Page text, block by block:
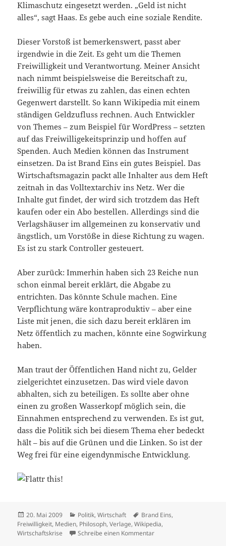
Klimaschutz eingesetzt werden. „Geld ist nicht
alles“, sagt Haas. Es gebe auch eine soziale Rendite.
Dieser Vorstoß ist bemerkenswert, passt aber
irgendwie in die Zeit. Es geht um die Themen
Freiwilligkeit und Verantwortung. Meiner Ansicht
nach nimmt beispielsweise die Bereitschaft zu,
freiwillig für etwas zu zahlen, das einen echten
Gegenwert darstellt. So kann Wikipedia mit einem
ständigen Geldzufluss rechnen. Auch Entwickler
von Themes – zum Beispiel für WordPress – setzten
auf das Freiwilligekeitsprinzip und hoffen auf
Spenden. Auch Medien können das Instrument
einsetzen. Da ist Brand Eins ein gutes Beispiel. Das
Wirtschaftsmagazin packt alle Inhalter aus dem Heft
zeitnah in das Volltextarchiv ins Netz. Wer die
Inhalte gut findet, der wird sich trotzdem das Heft
kaufen oder ein Abo bestellen. Allerdings sind die
Verlagshäuser im allgemeinen zu konservativ und
ängstlich, um Vorstöße in diese Richtung zu wagen.
Es ist zu stark Controller gesteuert.
Aber zurück: Immerhin haben sich 23 Reiche nun
schon einmal bereit erklärt, die Abgabe zu
entrichten. Das könnte Schule machen. Eine
Verpflichtung wäre kontraproduktiv – aber eine
Liste mit jenen, die sich dazu bereit erklären im
Netz öffentlich zu machen, könnte eine Sogwirkung
haben.
Man traut der Öffentlichen Hand nicht zu, Gelder
zielgerichtet einzusetzen. Das wird viele davon
abhalten, sich zu beteiligen. Es sollte aber ohne
einen zu großen Wasserkopf möglich sein, die
Einnahmen entsprechend zu verwenden. Es ist gut,
dass die Politik sich bei diesem Thema eher bedeckt
hält – bis auf die Grünen und die Linken. So ist der
Weg frei für eine eigendynmische Entwicklung.
Veröffentlicht
am
20. Mai 2009 Kategorien
Politik,Wirtschaft Schlagwörter
Brand Eins,
Freiwilligkeit, Medien, Philosoph,Verlage,Wikipedia,
Wirtschaftskrise
Schreibe einen Kommentarzu Gute Millionäre